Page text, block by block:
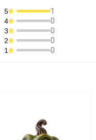
5 1
4 0
3 0
2 0
1 0